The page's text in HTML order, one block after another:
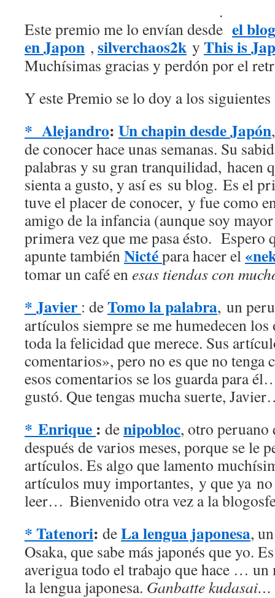
.
Este premio me lo envían desde el
en Japon , silverchaos2k y This is
Muchísimas gracias y perdón por el
Y este Premio se lo doy a los
* Alejandro: Un chapin desde Japón
de conocer hace unas semanas. Su
palabras y su gran tranquilidad, hacen
sienta a gusto, y así es su blog. Es el
tuve el placer de conocer, y fue como
amigo de la infancia (aunque soy
primera vez que me pasa ésto. Espero
apunte tambiénNictépara hacer el
tomar un café enesas tiendas con
* Javier : deTomo la palabra, un
artículos siempre se me humedecen los
toda la felicidad que merece. Sus
comentarios», pero no es que no tenga
esos comentarios se los guarda para
gustó. Que tengas mucha suerte,
* Enrique : denipobloc, otro peruano
después de varios meses, porque se le
artículos. Es algo que lamento
artículos muy importantes, y que ya
leer… Bienvenido otra vez a la
* Tatenori: deLa lengua japonesa,
Osaka, que sabe más japonés que yo.
averigua todo el trabajo que hace … un
la lengua japonesa. Ganbatte kudasai…